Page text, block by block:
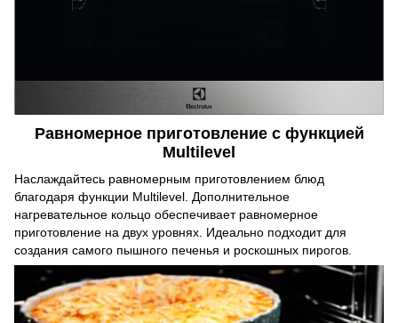
Равномерное приготовление с функцией
Multilevel
Наслаждайтесь равномерным приготовлением блюд
благодаря функции Multilevel. Дополнительное
нагревательное кольцо обеспечивает равномерное
приготовление на двух уровнях. Идеально подходит для
создания самого пышного печенья и роскошных пирогов.